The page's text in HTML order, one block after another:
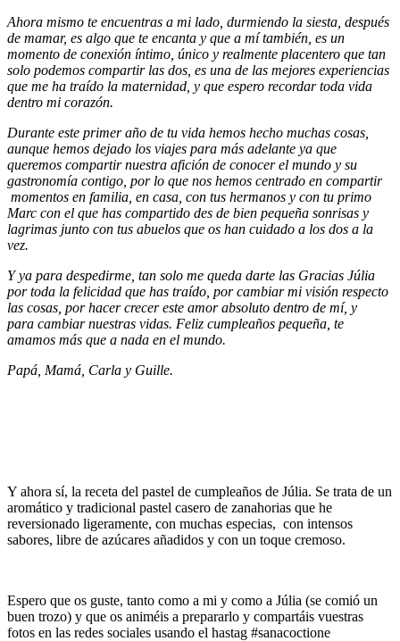
Ahora mismo te encuentras a mi lado, durmiendo la siesta, después
de mamar, es algo que te encanta y que a mí también, es un
momento de conexión íntimo, único y realmente placentero que tan
solo podemos compartir las dos, es una de las mejores experiencias
que me ha traído la maternidad, y que espero recordar toda vida
dentro mi corazón.
Durante este primer año de tu vida hemos hecho muchas cosas,
aunque hemos dejado los viajes para más adelante ya que
queremos compartir nuestra afición de conocer el mundo y su
gastronomía contigo, por lo que nos hemos centrado en compartir
momentos en familia, en casa, con tus hermanos y con tu primo
Marc con el que has compartido des de bien pequeña sonrisas y
lagrimas junto con tus abuelos que os han cuidado a los dos a la
vez.
Y ya para despedirme, tan solo me queda darte las Gracias Júlia
por toda la felicidad que has traído, por cambiar mi visión respecto
las cosas, por hacer crecer este amor absoluto dentro de mí, y
para cambiarnuestras vidas. Feliz cumpleaños pequeña, te
amamos más que a nada en el mundo.
Papá, Mamá, Carla y Guille.
Y ahora sí, la receta del pastel de cumpleaños de Júlia. Se trata de un
aromático y tradicional pastel casero de zanahorias que he
reversionado ligeramente, con muchas especias, con intensos
sabores, libre de azúcares añadidos y con un toque cremoso.
Espero que os guste, tanto como a mi y como a Júlia (se comió un
buen trozo) y que os animéis a prepararlo y compartáis vuestras
fotos en las redes sociales usando el hastag #sanacoctione